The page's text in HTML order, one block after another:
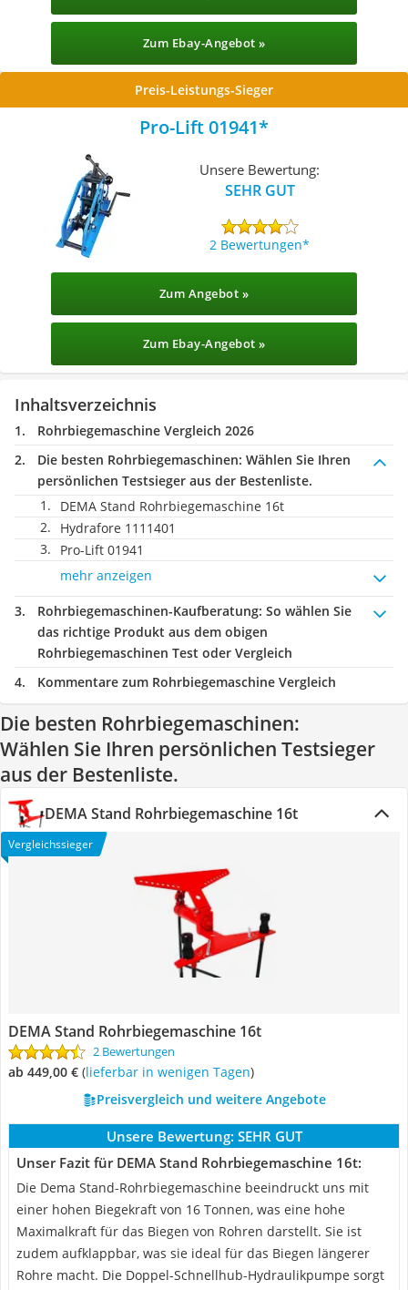
Zum Ebay-Angebot »
Preis-Leistungs-Sieger
Pro-Lift 01941
Unsere Bewertung:
SEHR GUT
2 Bewertungen
Zum Angebot »
Zum Ebay-Angebot »
Inhaltsverzeichnis
Rohrbiegemaschine Vergleich 2026
Die besten Rohrbiegemaschinen: Wählen Sie Ihren
persönlichen Testsieger aus der Bestenliste.
DEMA Stand Rohrbiegemaschine 16t
Hydrafore 1111401
Pro-Lift 01941
mehr anzeigen
Rohrbiegemaschinen-Kaufberatung: So wählen Sie
das richtige Produkt aus dem obigen
Rohrbiegemaschinen Test oder Vergleich
Kommentare zum Rohrbiegemaschine Vergleich
Die besten Rohrbiegemaschinen:
Wählen Sie Ihren persönlichen Testsieger
aus der Bestenliste.
DEMA Stand Rohrbiegemaschine 16t
Vergleichssieger
DEMA Stand Rohrbiegemaschine 16t
2 Bewertungen
ab 449,00 € ( Lieferbar in wenigen Tagen)
Preisvergleich und weitere Angebote
Unsere Bewertung: SEHR GUT
Unser Fazit für DEMA Stand Rohrbiegemaschine 16t:
Die Dema Stand-Rohrbiegemaschine beeindruckt uns mit
einer hohen Biegekraft von 16 Tonnen, was eine hohe
Maximalkraft für das Biegen von Rohren darstellt. Sie ist
zudem aufklappbar, was sie ideal für das Biegen längerer
Rohre macht. Die Doppel-Schnellhub-Hydraulikpumpe sorgt